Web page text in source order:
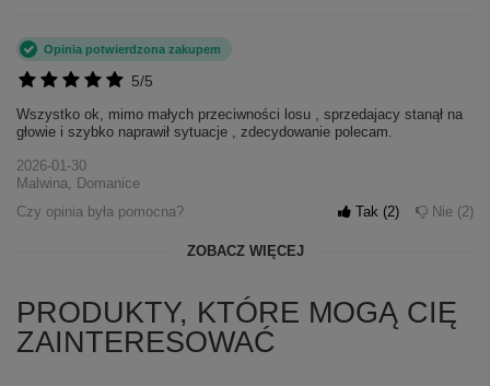
5/5
Opinia potwierdzona zakupem
Wszystko ok, mimo małych przeciwności losu , sprzedajacy stanął na
głowie i szybko naprawił sytuacje , zdecydowanie polecam.
2026-01-30
Malwina, Domanice
Czy opinia była pomocna?
Tak 2 Nie 2
ZOBACZ WIĘCEJ
PRODUKTY, KTÓRE MOGĄ CIĘ
ZAINTERESOWAĆ